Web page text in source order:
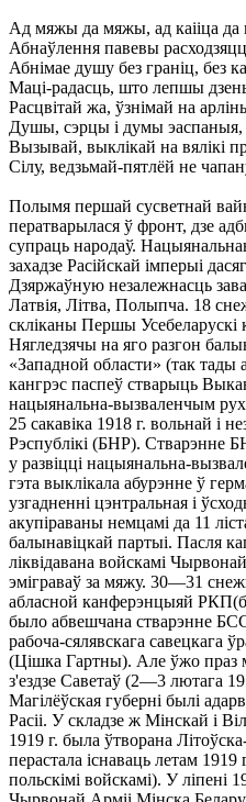
Ад мяжы да мяжы, ад каііца да
Абнаўлення павевы
Абнімае душу без граніц, без
Маці-радасць, што лепшы
Расцвітай жа, ўзнімай на
Душы, сэрцы і думы эаспаныя,
Вызывай, выклікай на вялікі
Сілу, ведзьмай-пятлёй не
Полымя першай сусветнай
ператварылася ў фронт, дзе
супраць народаў.
захадзе Расійскай імперыі
Дзяржаўную незалежнасць
Латвія, Літва, Полыпча. 18
скліканы Першы Усебеларускі
Нягледзячы на яго разгон
«Западной области» (так тады
кангрэс паспеў стварыць
нацыянальна-вызваленчым
25 сакавіка 1918 г. вольнай і
Рэспублікі (БНР). Стварэнне
у развіцці нацыянальна-
гэта выклікала абурэнне ў
узгадненні цэнтральная і
акупіраваны немцамі да 11
балынавіцкай партыі. Пасля
ліквідавана войскамі
эміграваў за мяжу. 30—31
абласной канферэнцыяй
было абвешчана стварэнне
рабоча-сялявскага савецкага
(Цішка Гартны). Але ўжо праз
з'ездзе Саветаў (2—3 лютага
Магілёўская губерні былі
Расіі. У складзе ж Мінскай і
1919 г. была ўтворана
перастала існаваць летам
польскімі войскамі). У ліпені